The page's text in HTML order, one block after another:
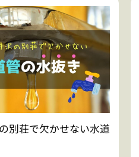
別荘で欠かせない水道